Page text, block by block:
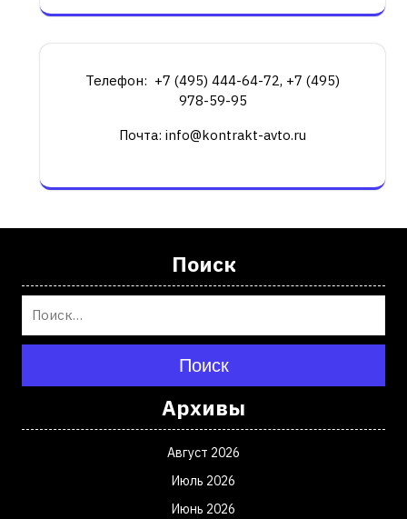
Телефон: +7 (495) 444-64-72, +7 (495)
978-59-95
Почта: info@kontrakt-avto.ru
Поиск
Поиск
Архивы
Август 2026
Июль 2026
Июнь 2026